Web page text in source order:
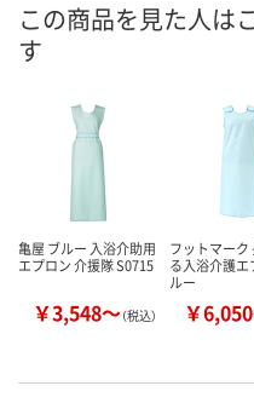
この商品を見た人は
す
亀屋 ブルー 入浴介助用
エプロン 介援隊 S0715
￥3,548～（税込）
フットマーク
る入浴介護エ
ルー
￥